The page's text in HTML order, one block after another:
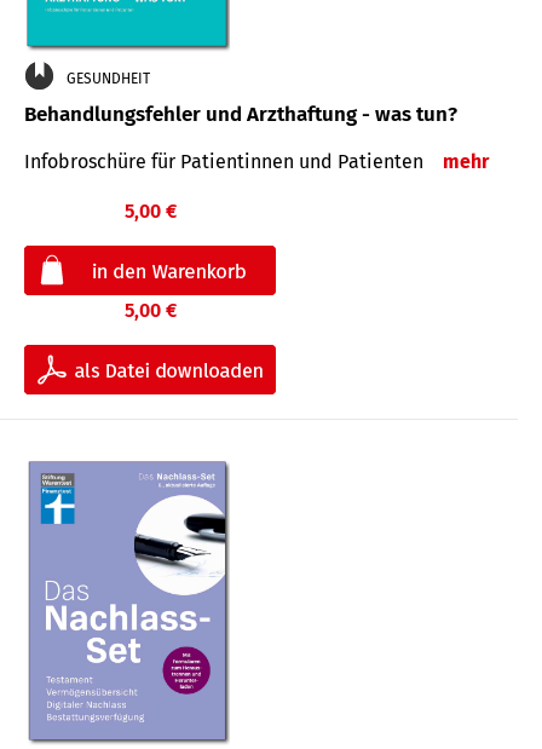
GESUNDHEIT
Behandlungsfehler und Arzthaftung - was tun?
Infobroschüre für Patientinnen und Patienten mehr
5,00 €
5,00 €